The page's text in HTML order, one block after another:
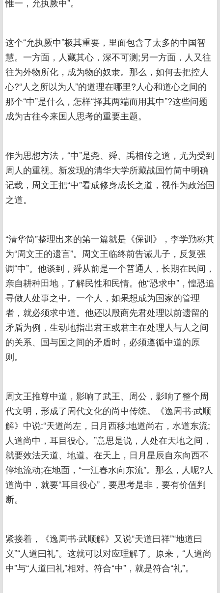
这个“允执厥中”极其重要，里面包含了太多的中国智
慧。一方面，人藏其心，深不可测;另一方面，人又往
往为外物所化，成为物的奴隶。那么，如何去把控人
心?“人之所以为人”的道理在哪里?人心和道心之间的
那个“中”是什么，怎样“择其两端而用其中”?这些问题
成为古往今来国人思考的重要主题。
作为思想方法，“中”是尧、舜、禹相传之道，尤为受到
周人的重视。新发现的清华大学所藏战国竹简中明确
记载，周文王把“中”看成修身成长之道，视作为政治国
之道。
“清华简”整理出来的第一篇就是《保训》，李学勤称其
为“周文王的遗言”。周文王临终前告诫儿子，反复强
调“中”。他谈到，舜从前是一个普通人，长期在民间，
亲自耕种田地，了解民性和民情。他“恐求中”，惶恐追
寻做人处事之中。一个人，如果想成为国家的管理
者，就必须求中道。他还以殷商先君处理以前遗留的
矛盾为例，生动地指出君王或君主在处理人与人之间
的关系、国与国之间的矛盾时，必须遵循中道的原
则。
周文王推尊中道，影响了武王、周公，影响了整个周
代文明，形成了周代文化的尚中传统。《逸周书·武顺
解》中说:“天道尚左，日月西移;地道尚右，水道东流;
人道尚中，耳目役心。”意思是说，人处在天地之间，
就要效法天道、地道。在天上，日月星辰自东向西不
停地流动;在地面，“一江春水向东流”。那么，人呢?人
道尚中，就要“耳目役心”，要思考是非，要有价值判
断。
紧接着，《逸周书·武顺解》又说“天道曰祥”“地道曰
义”“人道曰礼”。这就可以对应理解了。原来，“人道尚
中”与“人道曰礼”相对。符合“中”，就是符合“礼”。